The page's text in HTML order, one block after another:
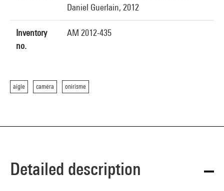
Daniel Guerlain, 2012
Inventory
no.
AM 2012-435
aigle caméra onirisme
Detailed description